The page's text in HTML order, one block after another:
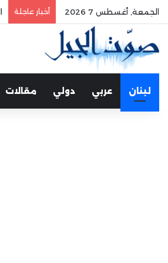
الجمعة, أغسطس 7 2026 أخبار عاجلة
لبنان عربي دولي مقالات